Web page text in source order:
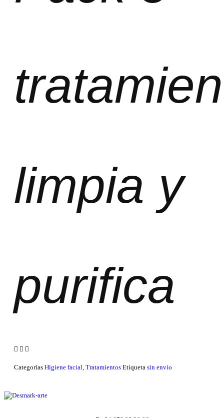
limpia y
purifica
Categorías Higiene facial, Tratamientos Etiqueta sin envio